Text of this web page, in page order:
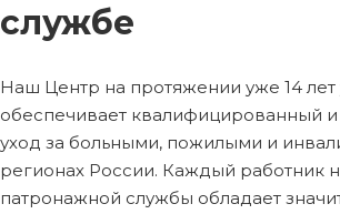
службе
Наш Центр на протяжении уже 14
обеспечивает квалифицированный и
уход за больными, пожилыми и
регионах России. Каждый работник
патронажной службы обладает